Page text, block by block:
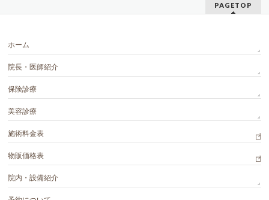
PAGETOP
ホーム
院長・医師紹介
保険診療
美容診療
施術料金表
物販価格表
院内・設備紹介